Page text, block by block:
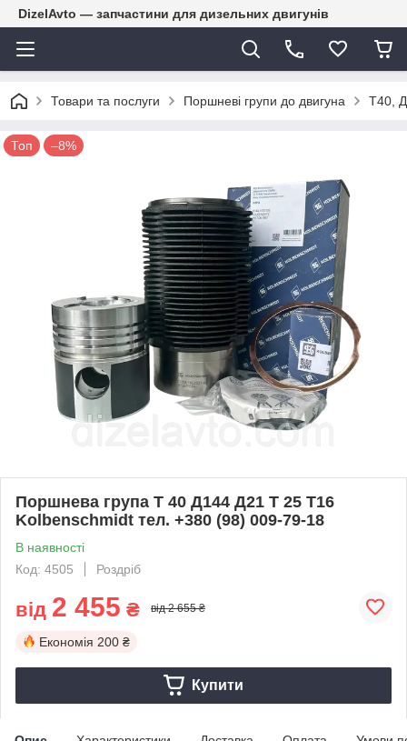
DizelAvto — запчастини для дизельних двигунів
Товари та послуги Поршневі групи до двигуна Т40,
Топ –8%
Поршнева група Т 40 Д144 Д21 Т 25 Т16
Kolbenschmidt тел. +380 (98) 009-79-18
В наявності
Код: 4505
Роздріб
від 2 455 ₴ від 2 655 ₴
Економія 200 ₴
Купити